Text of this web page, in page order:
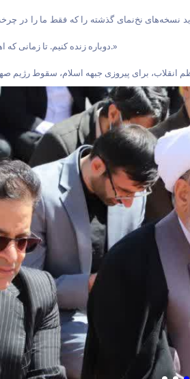
نسخه‌های نخ‌نمای گذشته را که فقط ما را در
دوباره زنده کنیم. تا زمانی که اهداف جبهه حق محقق نشده، سخن از توقف بی‌معناست.»